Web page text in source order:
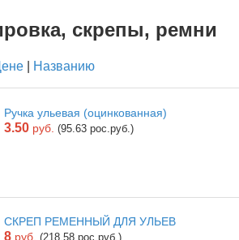
скрепы, ремни
Названию
Ручка ульевая (оцинкованная)
3.50 руб. (95.63 рос.руб.)
СКРЕП РЕМЕННЫЙ ДЛЯ УЛЬЕВ
8 руб. (218.58 рос.руб.)